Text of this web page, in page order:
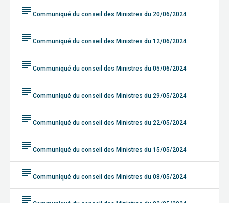
subject Communiqué du conseil des Ministres du 20/06/2024
subject Communiqué du conseil des Ministres du 12/06/2024
subject Communiqué du conseil des Ministres du 05/06/2024
subject Communiqué du conseil des Ministres du 29/05/2024
subject Communiqué du conseil des Ministres du 22/05/2024
subject Communiqué du conseil des Ministres du 15/05/2024
subject Communiqué du conseil des Ministres du 08/05/2024
subject